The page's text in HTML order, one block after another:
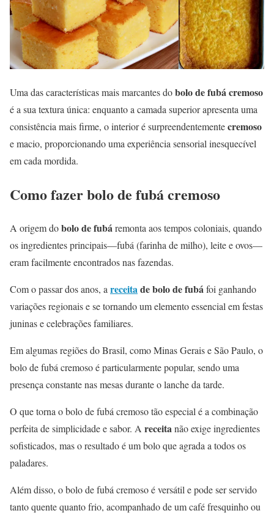
Uma das características mais marcantes dobolo de fubá cremoso
é a sua textura única: enquanto a camada superior apresenta uma
consistência mais firme, o interior é surpreendentementecremoso
e macio, proporcionando uma experiência sensorial inesquecível
em cada mordida.
Como fazer bolo de fubá cremoso
A origem dobolo de fubáremonta aos tempos coloniais, quando
os ingredientes principais—fubá (farinha de milho), leite e ovos—
eram facilmente encontrados nas fazendas.
Com o passar dos anos, a receitade bolo de fubáfoi ganhando
variações regionais e se tornando um elemento essencial em festas
juninas e celebrações familiares.
Em algumas regiões do Brasil, como Minas Gerais e São Paulo, o
bolo de fubá cremoso é particularmente popular, sendo uma
presença constante nas mesas durante o lanche da tarde.
O que torna o bolo de fubá cremoso tão especial é a combinação
perfeita de simplicidade e sabor. A receitanão exige ingredientes
sofisticados, mas o resultado é um bolo que agrada a todos os
paladares.
Além disso, o bolo de fubá cremoso é versátil e pode ser servido
tanto quente quanto frio, acompanhado de um café fresquinho ou